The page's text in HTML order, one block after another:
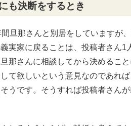
も決断をするとき
旦那さんと別居をしていますが
実家に戻ることは、投稿者さん1
那さんに相談してから決めるこ
て欲しいという意見なのであれ
うです。そうすれば投稿者さん